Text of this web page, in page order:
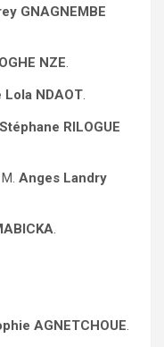
GNAGNEMBE
NZE.
Lola NDAOT.
Stéphane RILOGUE
Anges Landry
.
AGNETCHOUE.